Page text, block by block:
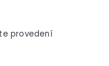
provedení